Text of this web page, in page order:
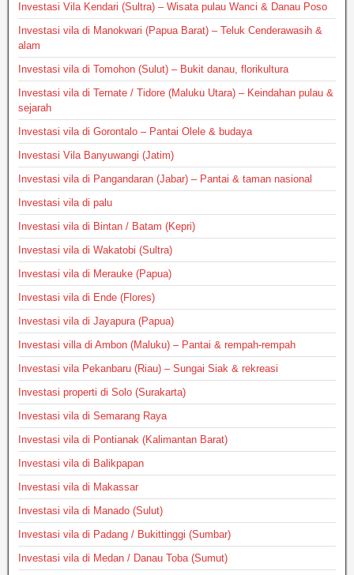
Investasi Vila Kendari (Sultra) – Wisata pulau Wanci & Danau Poso
Investasi vila di Manokwari (Papua Barat) – Teluk Cenderawasih &
alam
Investasi vila di Tomohon (Sulut) – Bukit danau, florikultura
Investasi vila di Ternate / Tidore (Maluku Utara) – Keindahan pulau &
sejarah
Investasi vila di Gorontalo – Pantai Olele & budaya
Investasi Vila Banyuwangi (Jatim)
Investasi vila di Pangandaran (Jabar) – Pantai & taman nasional
Investasi vila di palu
Investasi vila di Bintan / Batam (Kepri)
Investasi vila di Wakatobi (Sultra)
Investasi vila di Merauke (Papua)
Investasi vila di Ende (Flores)
Investasi vila di Jayapura (Papua)
Investasi villa di Ambon (Maluku) – Pantai & rempah-rempah
Investasi vila Pekanbaru (Riau) – Sungai Siak & rekreasi
Investasi properti di Solo (Surakarta)
Investasi vila di Semarang Raya
Investasi vila di Pontianak (Kalimantan Barat)
Investasi vila di Balikpapan
Investasi vila di Makassar
Investasi vila di Manado (Sulut)
Investasi vila di Padang / Bukittinggi (Sumbar)
Investasi vila di Medan / Danau Toba (Sumut)